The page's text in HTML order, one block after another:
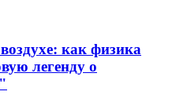
как физика
легенду о